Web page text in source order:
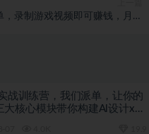
录制游戏视频即可赚钱，月赚
战训练营，我们派单，让你的
大核心模块带你构建Al设计x派